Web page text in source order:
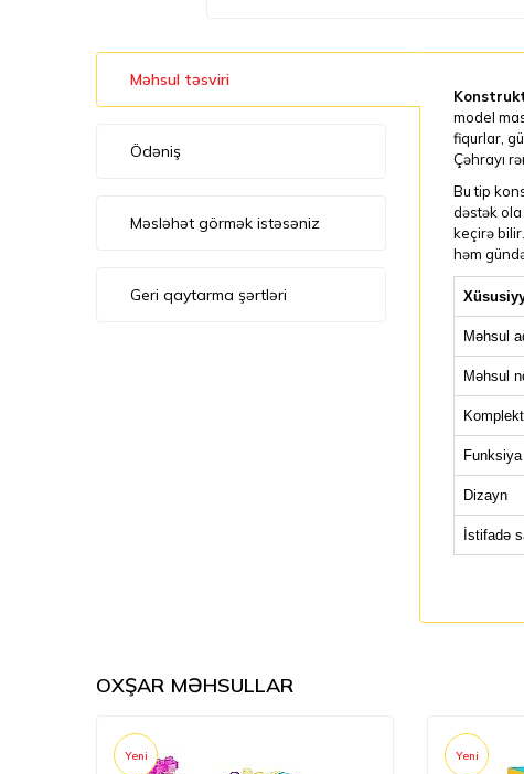
Məhsul təsviri
Ödəniş
Məsləhət görmək istəsəniz
Geri qaytarma şərtləri
model
fiqurlar,
Çəhrayı
Bu tip
dəstək ola
keçirə
həm
Məhsul
Məhsul
Komplekt
Funksiya
Dizayn
İstifadə
OXŞAR MƏHSULLAR
Yeni Yeni